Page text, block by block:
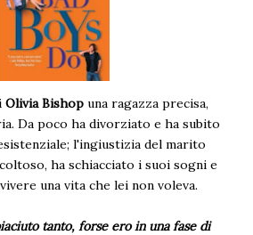
Olivia Bishop una ragazza precisa,
Da poco ha divorziato e ha subito
l'ingiustizia del marito
ha schiacciato i suoi sogni e
una vita che lei non voleva.
tanto, forse ero in una fase di